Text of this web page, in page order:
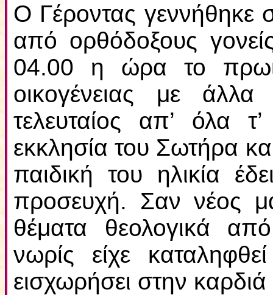
Ο Γέροντας γεννήθηκε
από ορθόδοξους
04.00 η ώρα το
οικογένειας με
τελευταίος απ’ όλα
εκκλησία του Σωτήρα
παιδική του ηλικία
προσευχή. Σαν νέος
θέματα θεολογικά
νωρίς είχε
εισχωρήσει στην καρδιά